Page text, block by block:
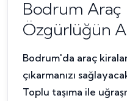
Bodrum Araç
Özgürlüğün
Bodrum'da araç
çıkarmanızı
Toplu taşıma ile